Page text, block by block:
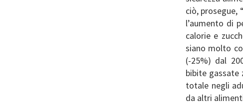
ciò, prosegue,
l’aumento di
calorie e
siano molto
(-25%) dal
bibite gassate
totale negli
da altri